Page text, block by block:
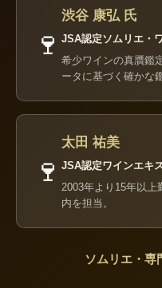
🍷
渋谷 康弘 氏
JSA認定ソムリエ・
希少ワインの真贋鑑
ータに基づく確かな
🍷
太田 祐美
JSA認定ワインエキ
2003年より15年以上
内を担当。
ソムリエ・専